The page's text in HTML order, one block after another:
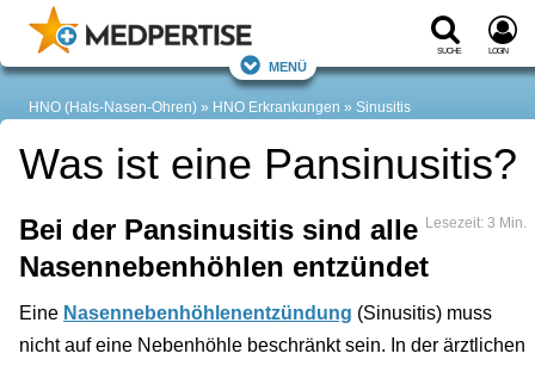
Suche Login
Menü
HNO (Hals-Nasen-Ohren) HNO Erkrankungen Sinusitis
Was ist eine Pansinusitis?
Lesezeit: 3 Min.
Bei der Pansinusitis sind alle
Nasennebenhöhlen entzündet
Eine Nasennebenhöhlenentzündung (Sinusitis) muss
nicht auf eine Nebenhöhle beschränkt sein. In der ärztlichen